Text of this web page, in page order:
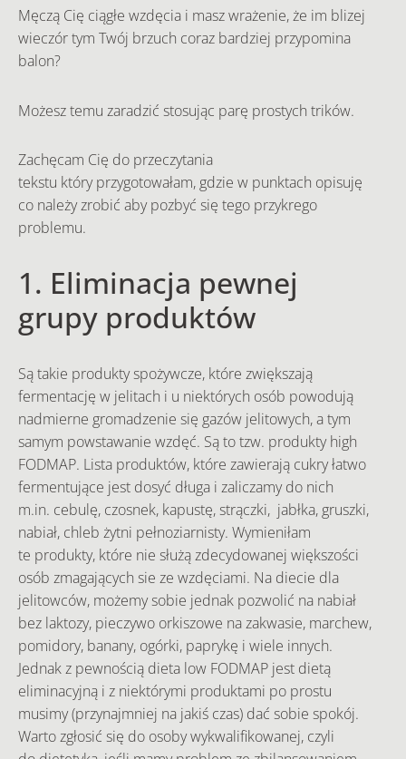
Męczą Cię ciągłe wzdęcia i masz wrażenie, że im blizej
wieczór tym Twój brzuch coraz bardziej przypomina
balon?
Możesz temu zaradzić stosując parę prostych trików.
Zachęcam Cię do przeczytania
tekstu który przygotowałam, gdzie w punktach opisuję
co należy zrobić aby pozbyć się tego przykrego
problemu.
1. Eliminacja pewnej
grupy produktów
Są takie produkty spożywcze, które zwiększają
fermentację w jelitach i u niektórych osób powodują
nadmierne gromadzenie się gazów jelitowych, a tym
samym powstawanie wzdęć. Są to tzw. produkty high
FODMAP. Lista produktów, które zawierają cukry łatwo
fermentujące jest dosyć długa i zaliczamy do nich
m.in. cebulę, czosnek, kapustę, strączki, jabłka, gruszki,
nabiał, chleb żytni pełnoziarnisty. Wymieniłam
te produkty, które nie służą zdecydowanej większości
osób zmagających sie ze wzdęciami. Na diecie dla
jelitowców, możemy sobie jednak pozwolić na nabiał
bez laktozy, pieczywo orkiszowe na zakwasie, marchew,
pomidory, banany, ogórki, paprykę i wiele innych.
Jednak z pewnością dieta low FODMAP jest dietą
eliminacyjną i z niektórymi produktami po prostu
musimy (przynajmniej na jakiś czas) dać sobie spokój.
Warto zgłosić się do osoby wykwalifikowanej, czyli